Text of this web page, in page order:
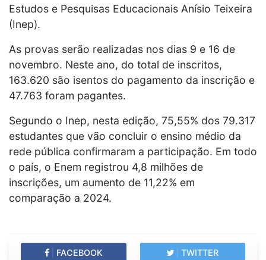
Estudos e Pesquisas Educacionais Anísio Teixeira
(Inep).
As provas serão realizadas nos dias 9 e 16 de
novembro. Neste ano, do total de inscritos,
163.620 são isentos do pagamento da inscrição e
47.763 foram pagantes.
Segundo o Inep, nesta edição, 75,55% dos 79.317
estudantes que vão concluir o ensino médio da
rede pública confirmaram a participação. Em todo
o país, o Enem registrou 4,8 milhões de
inscrições, um aumento de 11,22% em
comparação a 2024.
FACEBOOK TWITTER